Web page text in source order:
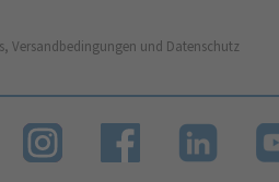
Versandbedingungen und Datenschutz